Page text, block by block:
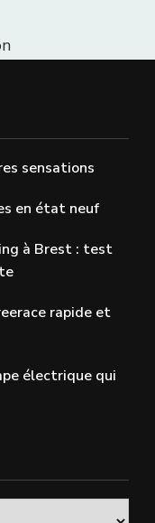
sensations
en état neuf
à Brest : test
rapide et
électrique qui